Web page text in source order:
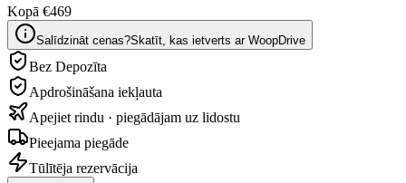
Kopā €469
Salīdzināt cenas?Skatīt, kas ietverts ar WoopDrive
Bez Depozīta
Apdrošināšana iekļauta
Apejiet rindu · piegādājam uz lidostu
Pieejama piegāde
Tūlītēja rezervācija